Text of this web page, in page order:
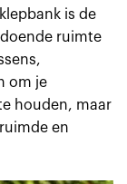
is de
ruimte
om je
houden, maar
en